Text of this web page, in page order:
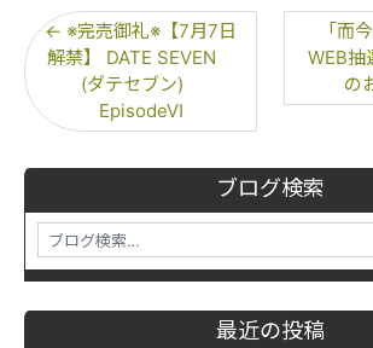
ブログ検索
最近の投稿
← ※完売御礼※【7月7日
解禁】 DATE SEVEN
(ダテセブン)
EpisodeⅥ
「而
WEB
の